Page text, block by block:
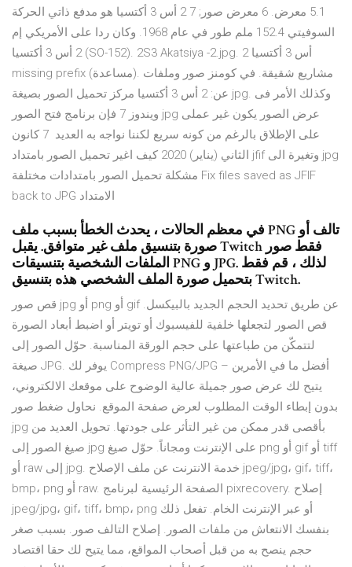
5.1 معرض. 6 معرض صور; 7 2 أس 3 أكتسيا هو مدفع ذاتي الحركة
السوفيتي 152.4 ملم طور في عام 1968. وكان ردا على الأمريكي إم
2 أس 3 أكتسيا (SO-152). 2S3 Akatsiya -2.jpg. 2 أس 3 أكتسيا
missing prefix (مساعدة). مشاريع شقيقة. في كومنز صور وملفات
عن: 2 أس 3 أكتسيا مركز تحميل الصور بصيغة jpg. وكذلك الأمر فى
ويندوز 7 فإن برنامج فتح الصور jpg عرض الصور يكون غير عملى
على الإطلاق بالرغم من كونه سريع لكننا نواجه به العديد 7 كانون
الثاني (يناير) 2020 كيف اغير تحميل الصور بامتداد jfif وتغيرة الى jpg
مشكلة تحميل الصور بامتدادات مختلفة Fix files saved as JFIF
في معظم الحالات ، يحدث الخطأ بسبب ملف PNG تالف أو
صورة بتنسيق ملف غير متوافق. يقبل Twitch فقط صور
الملفات الشخصية بتنسيقات PNG و JPG. لذلك ، قم فقط
بتحميل صورة الملف الشخصي هذه بتنسيق Twitch.
قص صور jpg أو png أو gif عن طريق تحديد الحجم الجديد بالبيكسل.
قص الصور لتجعلها خلفية للفيسبوك أو تويتر أو اضبط أبعاد الصورة
لتتمكّن من طباعتها على حجم الورقة المناسبة. حوّل الصور إلى
صيغة JPG. يوفر لك Compress PNG/JPG أفضل ما في الأمرين –
يتيح لك عرض صور جميلة عالية الوضوح على موقعك الالكتروني،
بدون إبطاء الوقت المطلوب لعرض صفحة الموقع. نحاول ضغط صور
jpg بأقصى قدر ممكن من غير التأثر على جودتها. تحويل العديد من
صيغ الصور إلى jpg على الإنترنت ومجاناً. حوّل صيغ png أو gif أو tiff
أو raw إلى jpg. خدمة الانترنت عن ملف الإصلاح jpeg/jpg، gif، tiff،
bmp، png أو raw. الصفحة الرئيسية لبرنامج pixrecovery. إصلاح
jpeg/jpg، gif، tiff، bmp، png أو عبر الإنترنت الخام. تفعل ذلك
بنفسك الانتعاش من ملفات الصور. إصلاح التالف صور. بسبب صغر
حجم ينصح به من قبل أصحاب المواقع، مما يتيح لك حقا اقتصاد